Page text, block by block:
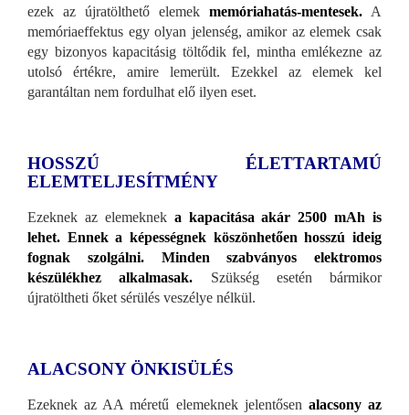
ezek az újratölthető elemek memóriahatás-mentesek. A
memóriaeffektus egy olyan jelenség, amikor az elemek csak
egy bizonyos kapacitásig töltődik fel, mintha emlékezne az
utolsó értékre, amire lemerült. Ezekkel az elemek kel
garantáltan nem fordulhat elő ilyen eset.
HOSSZÚ ÉLETTARTAMÚ
ELEMTELJESÍTMÉNY
Ezeknek az elemeknek a kapacitása akár 2500 mAh is
lehet. Ennek a képességnek köszönhetően hosszú ideig
fognak szolgálni.
Minden szabványos elektromos
készülékhez alkalmasak. Szükség esetén bármikor
újratöltheti őket sérülés veszélye nélkül.
ALACSONY ÖNKISÜLÉS
Ezeknek az AA méretű elemeknek jelentősen alacsony az